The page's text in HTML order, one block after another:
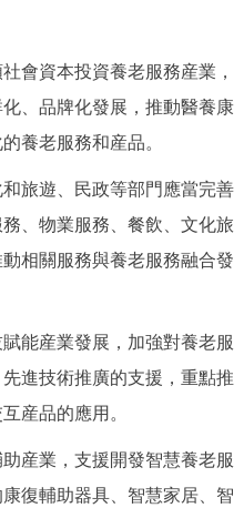
資本投資養老服務産業，
、品牌化發展，推動醫養康
養老服務和産品。
遊、民政等部門應當完善
、物業服務、餐飲、文化旅
相關服務與養老服務融合發
産業發展，加強對養老服
進技術推廣的支援，重點推
産品的應用。
業，支援開發智慧養老服
復輔助器具、智慧家居、智